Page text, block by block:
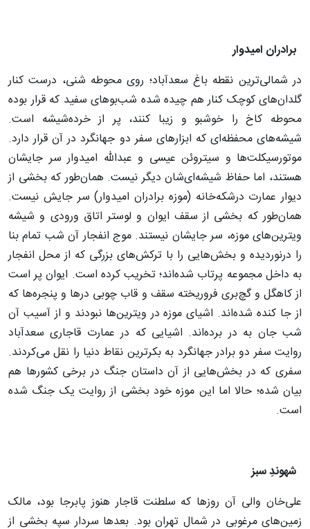
برادران امیدوار
در شمالی‌ترین نقطه باغ سعدآباد؛ روی محوطه شنی، درست کنار
گلدان‌های کوچک کنار هم چیده شده شب‌بوهای سفید که قرار بوده
محوطه کاخ را خوشبو و زیبا کنند، پر از خرده‌شیشه است.
شیشه‌های محفظه‌ای که ابزارهای سفر دو جهانگرد در آن قرار دارد.
موتورسیکلت‌ها و سیتروئن عیسی و عبدالله امیدوار سر جایشان
هستند، اما حفاظ شیشه‌ای‌شان دیگر نیست. همان‌طور که بخشی از
دیوار عمارت درشکه‌خانه (موزه برادران امیدوار) سر جایش نیست.
همان‌طور که بخشی از سقف ایوان و لوستر اتاق ورودی و شیشه
ویترین‌های موزه، سر جایشان نیستند. موج انفجار آن شب تمام بنا
را درنوردیده و بخش‌هایی را با ترکش‌های بزرگی که از محل انفجار
به داخل مجموعه پرتاب شده‌اند؛ تخریب کرده است. ایوان پر است
از کاهگل و گچ‌بری فروریخته سقف و قاب چوبی درها و پنجره‌ها که
از جا کنده شده‌اند. اشیای موزه در ویترین‌ها نبودند و از آسیب آن
شب جان به در برده‌اند. اشیایی که در عمارت قاجاری سعدآباد
روایت سفر دو برادر جهانگرد به بکرترین نقاط دنیا را نقل می‌کردند.
سفری که در بخش‌هایی از آن داستان جنگ در برخی کشورها هم
بیان شده؛ حالا اما این موزه خود بخشی از روایت یک جنگ شده
است.
شهوندِ سبز
علی‌خان والی آن روزها که سلطنت قاجار هنوز پابرجا بود، مالک
زمین‌های مرغوبی در شمال تهران بود. بعدها سردار سپه بخشی از